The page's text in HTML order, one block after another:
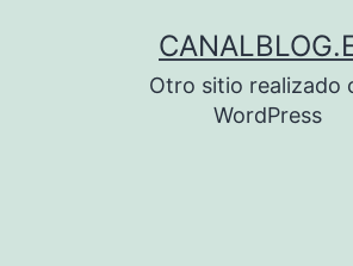
Otro sitio realizado
WordPress